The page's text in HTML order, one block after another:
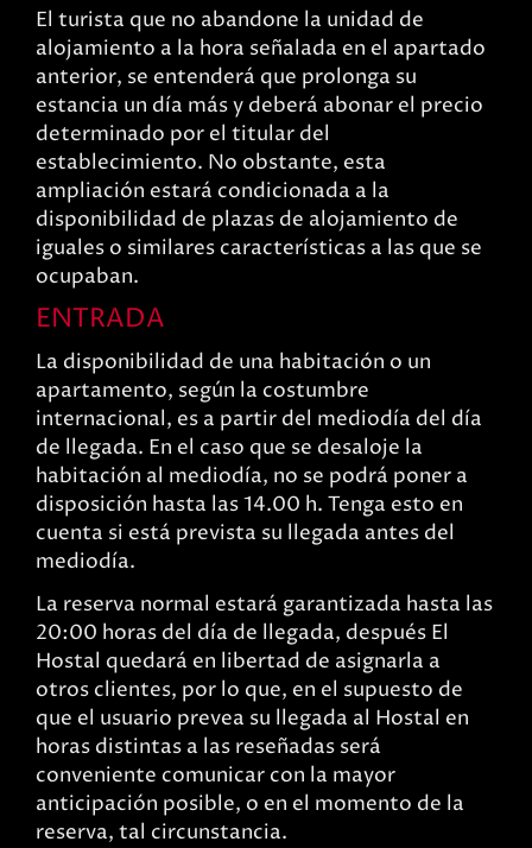
El turista que no abandone la unidad de
alojamiento a la hora señalada en el apartado
anterior, se entenderá que prolonga su
estancia un día más y deberá abonar el precio
determinado por el titular del
establecimiento. No obstante, esta
ampliación estará condicionada a la
disponibilidad de plazas de alojamiento de
iguales o similares características a las que se
ocupaban.
ENTRADA
La disponibilidad de una habitación o un
apartamento, según la costumbre
internacional, es a partir del mediodía del día
de llegada. En el caso que se desaloje la
habitación al mediodía, no se podrá poner a
disposición hasta las 14.00 h. Tenga esto en
cuenta si está prevista su llegada antes del
mediodía.
La reserva normal estará garantizada hasta las
20:00 horas del día de llegada, después El
Hostal quedará en libertad de asignarla a
otros clientes, por lo que, en el supuesto de
que el usuario prevea su llegada al Hostal en
horas distintas a las reseñadas será
conveniente comunicar con la mayor
anticipación posible, o en el momento de la
reserva, tal circunstancia.